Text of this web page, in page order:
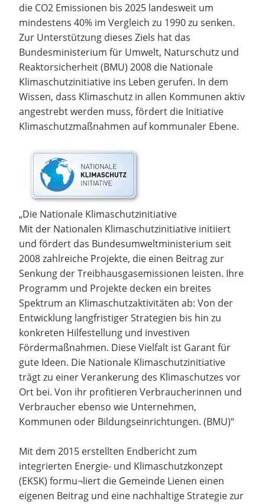
die CO2 Emissionen bis 2025 landesweit um
mindestens 40% im Vergleich zu 1990 zu senken.
Zur Unterstützung dieses Ziels hat das
Bundesministerium für Umwelt, Naturschutz und
Reaktorsicherheit (BMU) 2008 die Nationale
Klimaschutzinitiative ins Leben gerufen. In dem
Wissen, dass Klimaschutz in allen Kommunen aktiv
angestrebt werden muss, fördert die Initiative
Klimaschutzmaßnahmen auf kommunaler Ebene.
„Die Nationale Klimaschutzinitiative
Mit der Nationalen Klimaschutzinitiative initiiert
und fördert das Bundesumweltministerium seit
2008 zahlreiche Projekte, die einen Beitrag zur
Senkung der Treibhausgasemissionen leisten. Ihre
Programm und Projekte decken ein breites
Spektrum an Klimaschutzaktivitäten ab: Von der
Entwicklung langfristiger Strategien bis hin zu
konkreten Hilfestellung und investiven
Fördermaßnahmen. Diese Vielfalt ist Garant für
gute Ideen. Die Nationale Klimaschutzinitiative
trägt zu einer Verankerung des Klimaschutzes vor
Ort bei. Von ihr profitieren Verbraucherinnen und
Verbraucher ebenso wie Unternehmen,
Kommunen oder Bildungseinrichtungen. (BMU)“
Mit dem 2015 erstellten Endbericht zum
integrierten Energie- und Klimaschutzkonzept
(EKSK) formu¬liert die Gemeinde Lienen einen
eigenen Beitrag und eine nachhaltige Strategie zur